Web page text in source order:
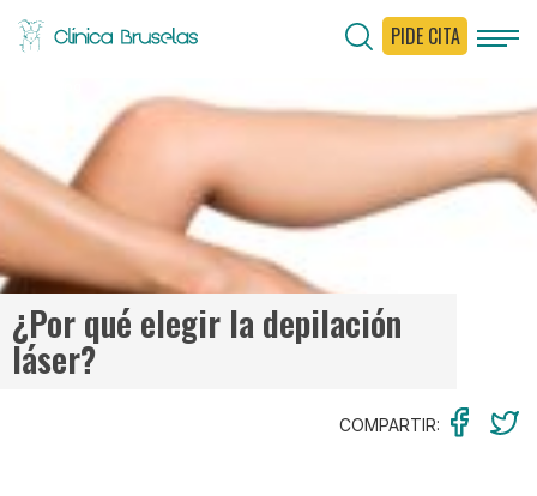
PIDE CITA
¿Por qué elegir la depilación
láser?
COMPARTIR: